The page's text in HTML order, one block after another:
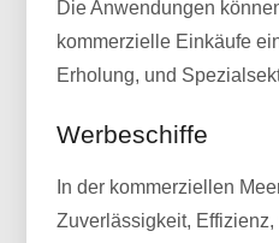
Die Anwendungen
kommerzielle Einkäufe
Erholung, und
Werbeschiffe
In der kommerziellen
Zuverlässigkeit,